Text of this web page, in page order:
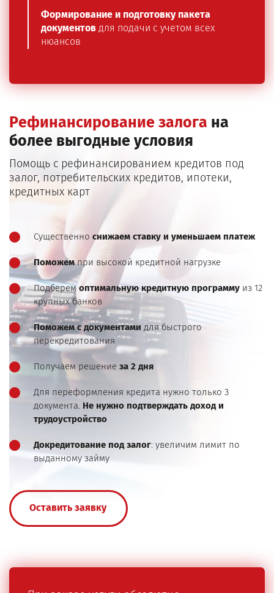
Формирование и подготовку пакета
документовдля подачи с учетом всех
нюансов
Рефинансирование залога на
более выгодные условия
Помощь с рефинансированием кредитов под
залог, потребительских кредитов, ипотеки,
кредитных карт
Существенно снижаем ставку и уменьшаем платеж
Поможемпри высокой кредитной нагрузке
Подберемоптимальную кредитную программу из 12
крупных банков
Поможем с документами для быстрого
перекредитования
Получаем решениеза 2 дня
Для переформления кредита нужно только 3
документа. Не нужно подтверждать доход и
трудоустройство
Докредитование под залог: увеличим лимит по
выданному займу
Оставить заявку